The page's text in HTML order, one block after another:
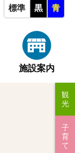
標準 黒 青
施設案内
観
光
子
育
て